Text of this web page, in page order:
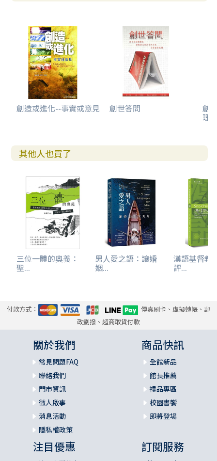
應對「星光與時間」問題的五種可能的創造論機制（延伸討
論）
創造或進化--事實或意見 創世答問 創
理
其他人也買了
三位一體的奧義：
聖...
男人愛之語：讓婚
姻...
漢語基督教
評...
付款方式：
傳真刷卡、虛擬轉帳、郵
政劃撥、超商取貨付款
關於我們
常見問題FAQ
聯絡我們
門市資訊
徵人啟事
消息活動
隱私權政策
商品快訊
全館新品
館長推薦
禮品專區
校園書饗
即將登場
注目優惠 訂閱服務